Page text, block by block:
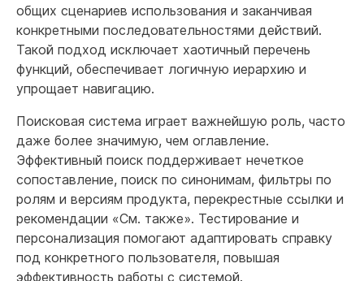
общих сценариев использования и заканчивая
конкретными последовательностями действий.
Такой подход исключает хаотичный перечень
функций, обеспечивает логичную иерархию и
упрощает навигацию.
Поисковая система играет важнейшую роль, часто
даже более значимую, чем оглавление.
Эффективный поиск поддерживает нечеткое
сопоставление, поиск по синонимам, фильтры по
ролям и версиям продукта, перекрестные ссылки и
рекомендации «См. также». Тестирование и
персонализация помогают адаптировать справку
под конкретного пользователя, повышая
эффективность работы с системой.